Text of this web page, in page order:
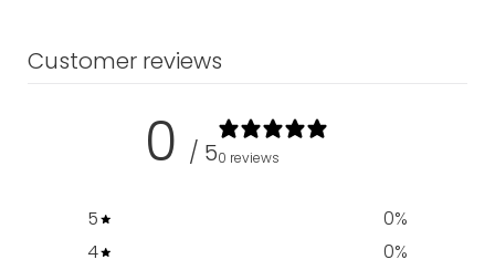
Customer reviews
0 / 50 reviews
5 0%
4
0%